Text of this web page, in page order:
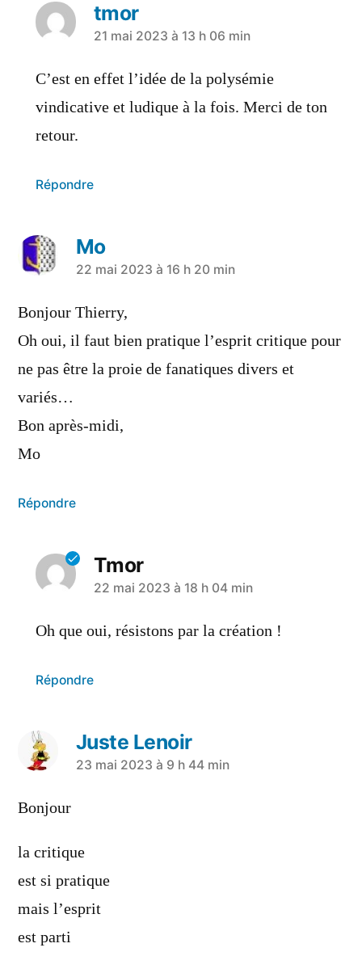
tmor
21 mai 2023 à 13 h 06 min
C’est en effet l’idée de la polysémie
vindicative et ludique à la fois. Merci de ton
retour.
Répondre
Mo
22 mai 2023 à 16 h 20 min
Bonjour Thierry,
Oh oui, il faut bien pratique l’esprit critique pour
ne pas être la proie de fanatiques divers et
variés…
Bon après-midi,
Mo
Répondre
Tmor
22 mai 2023 à 18 h 04 min
Oh que oui, résistons par la création !
Répondre
Juste Lenoir
23 mai 2023 à 9 h 44 min
Bonjour
la critique
est si pratique
mais l’esprit
est parti